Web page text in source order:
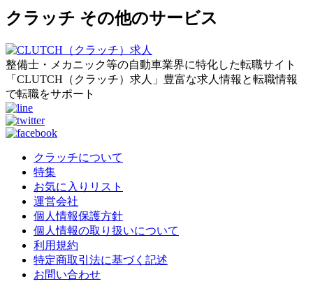
クラッチ その他のサービス
整備士・メカニック等の自動車業界に特化した転職サイト
「CLUTCH（クラッチ）求人」豊富な求人情報と転職情報
で転職をサポート
クラッチについて
特集
お気に入りリスト
運営会社
個人情報保護方針
個人情報の取り扱いについて
利用規約
特定商取引法に基づく記述
お問い合わせ